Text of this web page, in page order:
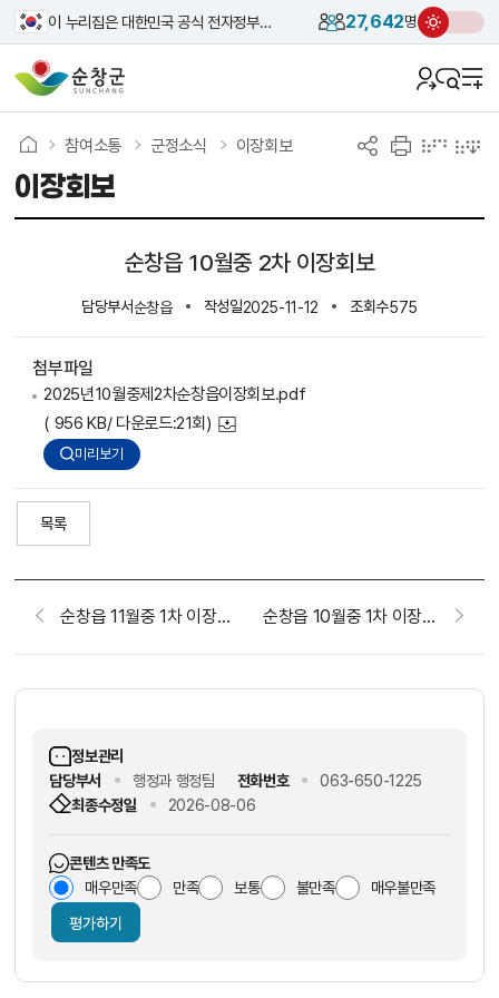
이 누리집은 대한민국 공식 전자정부 누리집입니다. 27,642명
이장회보
참여소통 군정소식 이장회보
순창읍 10월중 2차 이장회보
담당부서순창읍 작성일2025-11-12 조회수575
첨부파일
2025년10월중제2차순창읍이장회보.pdf
( 956 KB/ 다운로드:21회)
미리보기
목록
순창읍 11월중 1차 이장회보 순창읍 10월중 1차 이장회보
정보관리
담당부서
행정과 행정팀 전화번호
063-650-1225
최종수정일
2026-08-06
콘텐츠 만족도
매우만족
만족 보통 불만족 매우불만족
평가하기